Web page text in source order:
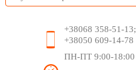
+38068 358-51-13;
+38050 609-14-78
ПН-ПТ 9:00-18:00